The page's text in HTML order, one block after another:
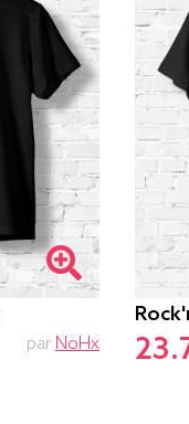
par NoHx